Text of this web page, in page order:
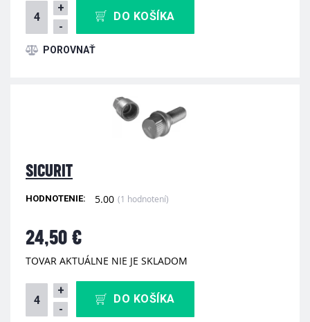
+
-
DO KOŠÍKA
SICURIT
HODNOTENIE: 5.00 (1 hodnotení)
24,50 €
TOVAR AKTUÁLNE NIE JE SKLADOM
+
-
DO KOŠÍKA